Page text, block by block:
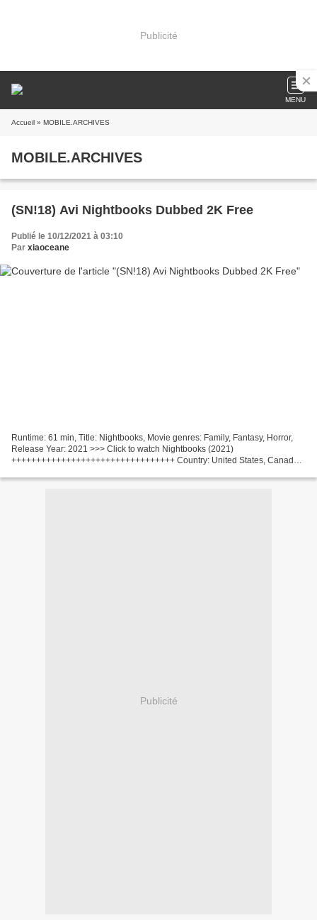
Publicité
MENU
Accueil » MOBILE.ARCHIVES
MOBILE.ARCHIVES
(SN!18) Avi Nightbooks Dubbed 2K Free
Publié le 10/12/2021 à 03:10
Par xiaoceane
Runtime: 61 min, Title: Nightbooks, Movie genres: Family, Fantasy, Horror,
Release Year: 2021 >>> Click to watch Nightbooks (2021)
+++++++++++++++++++++++++++++++++ Country: United States, Canada,
Publicité